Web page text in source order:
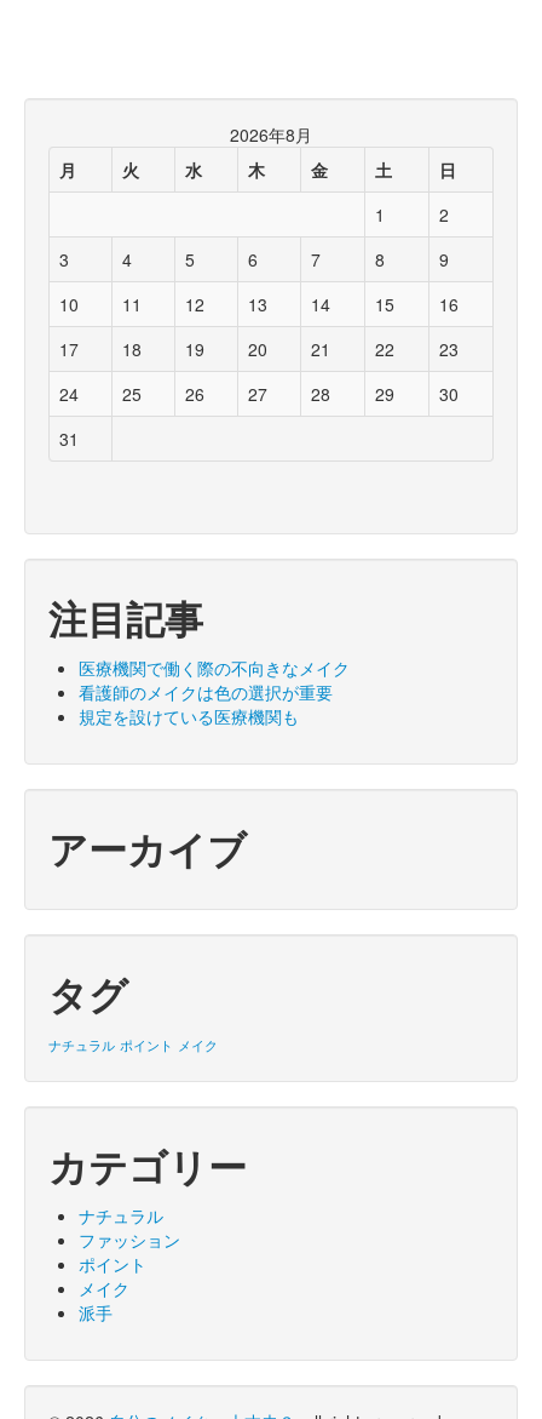
2026年8月
月
火 水 木 金 土
日
1
2
3
4 5 6 7 8
9
10
11 12 13 14 15
16
17
18 19 20 21 22
23
24
25 26 27 28 29
30
31
注目記事
医療機関で働く際の不向きなメイク
看護師のメイクは色の選択が重要
規定を設けている医療機関も
アーカイブ
タグ
ナチュラル ポイント メイク
カテゴリー
ナチュラル
ファッション
ポイント
メイク
派手